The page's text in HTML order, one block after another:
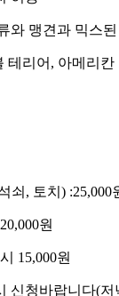
와 맹견과 믹스
테리어, 아메리
쇠, 토치) :25,000
원
15,000원
신청바랍니다(